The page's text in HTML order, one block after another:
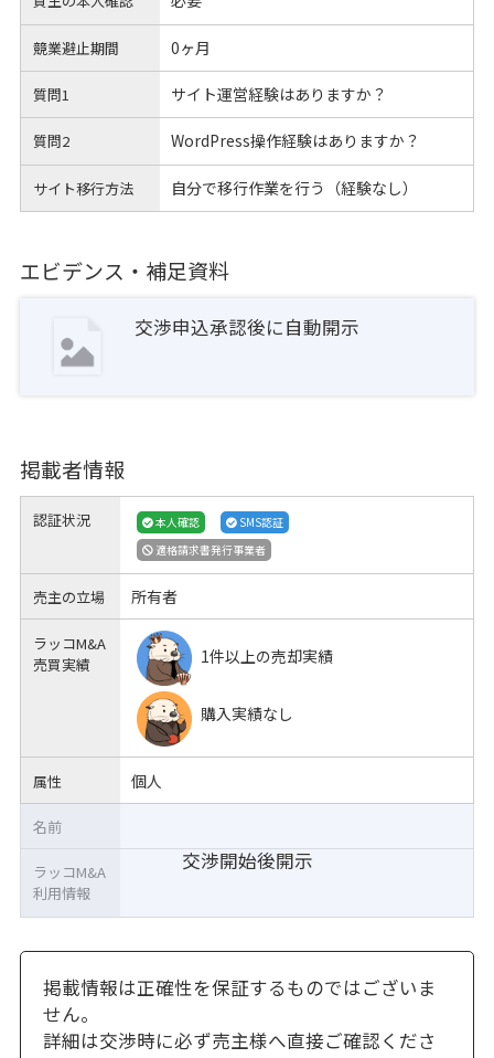
競業避止期間 0ヶ月
質問1 サイト運営経験はありますか？
質問2 WordPress操作経験はありますか？
サイト移行方法 自分で移行作業を行う（経験なし）
エビデンス・補足資料
交渉申込承認後に自動開示
掲載者情報
認証状況 本人確認
SMS認証
適格請求書発行事業者
売主の立場 所有者
ラッコM&A
売買実績
1件以上の売却実績
購入実績なし
属性 個人
交渉開始後開示
名前
ラッコM&A
利用情報
掲載情報は正確性を保証するものではございま
せん。
詳細は交渉時に必ず売主様へ直接ご確認くださ